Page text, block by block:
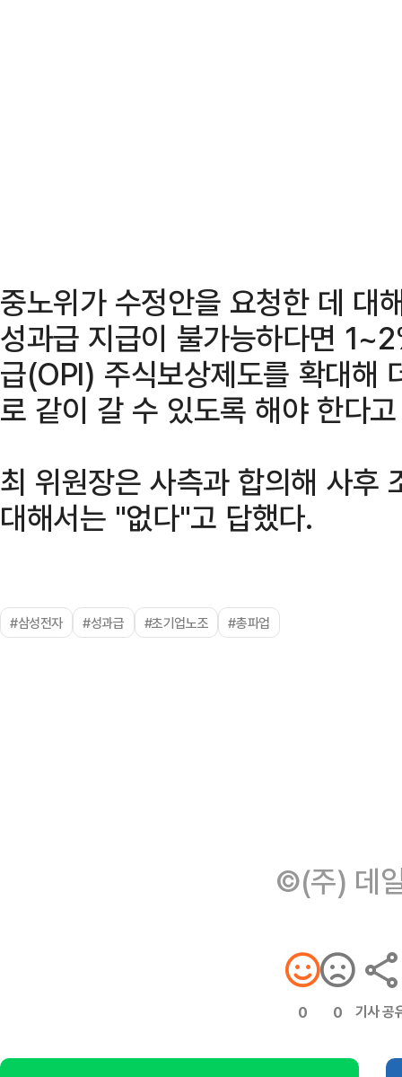
중노위가 수정안을 요청한 데 대
성과급 지급이 불가능하다면
급(OPI) 주식보상제도를 확대해
로 같이 갈 수 있도록 해야 한다
최 위원장은 사측과 합의해 사후
대해서는 "없다"고 답했다.
#삼성전자 #성과급 #초기업노조 #총파업
©(주) 데
0 0 기사 공